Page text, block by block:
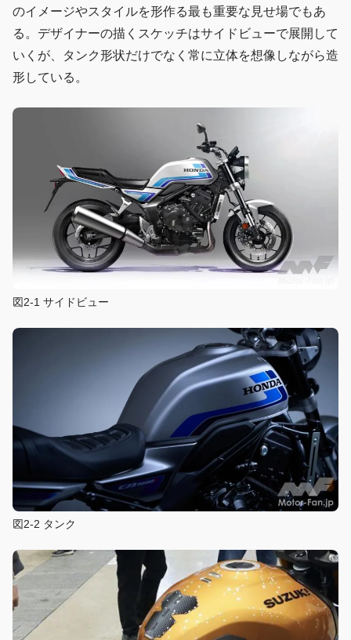
のイメージやスタイルを形作る最も重要な見せ場でもあ
る。デザイナーの描くスケッチはサイドビューで展開して
いくが、タンク形状だけでなく常に立体を想像しながら造
形している。
図2-1 サイドビュー
図2-2 タンク